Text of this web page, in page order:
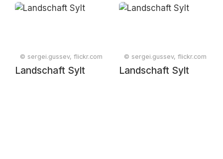
Schönhaus
© sergei.gussev, flickr.com
Landschaft Sylt
© sergei.gussev, flickr.com
Landschaft Sylt